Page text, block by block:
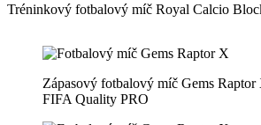
Tréninkový fotbalový míč Royal Calcio
Zápasový fotbalový míč Gems
FIFA Quality PRO